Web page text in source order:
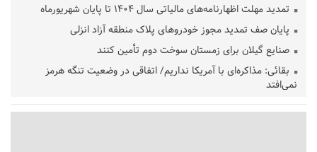
تمدید مهلت اظهارنامه‌های مالیاتی سال ۱۴۰۴ تا پایان شهریورماه
پایان صف تمدید مجوز خودروهای پلاک منطقه آزاد انزلی
صنایع گیلان برای زمستان سوخت دوم تأمین کنند
بقائی: مذاکره‌ای با آمریکا نداریم/ اتفاقی در وضعیت تنگه هرمز
نمی‌افتد